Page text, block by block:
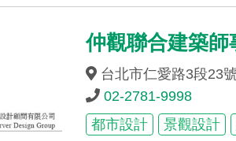
仲觀聯合建築師
台北市仁愛路3段23
02-2781-9998
都市設計
景觀設計